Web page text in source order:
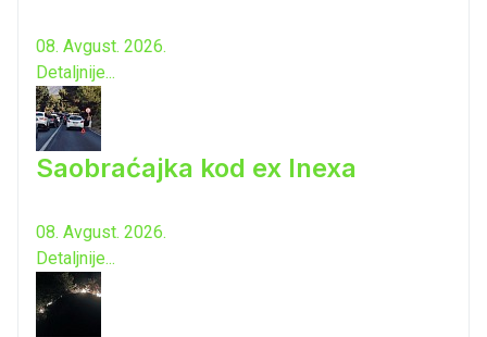
08. Avgust. 2026.
Detaljnije...
Saobraćajka kod ex Inexa
08. Avgust. 2026.
Detaljnije...